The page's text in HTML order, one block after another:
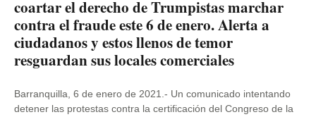
coartar el derecho de Trumpistas marchar
contra el fraude este 6 de enero. Alerta a
ciudadanos y estos llenos de temor
resguardan sus locales comerciales
Barranquilla, 6 de enero de 2021.- Un comunicado intentando
detener las protestas contra la certificación del Congreso de la